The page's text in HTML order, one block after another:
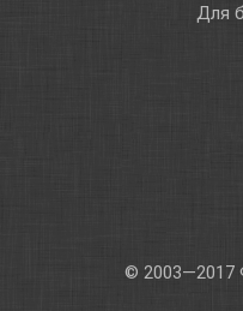
Для
© 2003—2017